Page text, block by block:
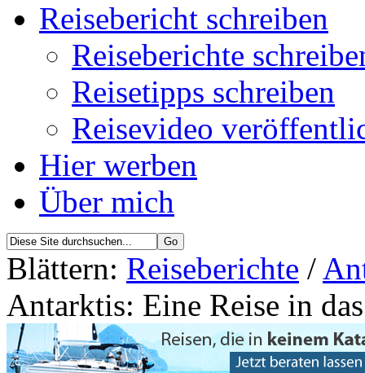
Reisebericht schreiben
Reiseberichte
Reisetipps schreiben
Reisevideo
Hier werben
Über mich
Blättern: Reiseberichte /
Antarktis: Eine Reise in